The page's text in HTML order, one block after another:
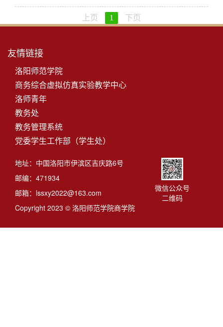
上页 1 下页
友情链接
洛阳师范学院
商务综合虚拟仿真实验教学中心
洛师青年
教务处
教务管理系统
党委学生工作部（学生处）
地址：中国洛阳市伊滨区吉庆路6号
邮编：471934
邮箱：lssxy2022@163.com
Copyright 2023 © 洛阳师范学院商学院
微信公众号
二维码